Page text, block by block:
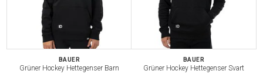
BAUER
Grüner Hockey Hettegenser Barn
BAUER
Grüner Hockey Hettegenser Svart